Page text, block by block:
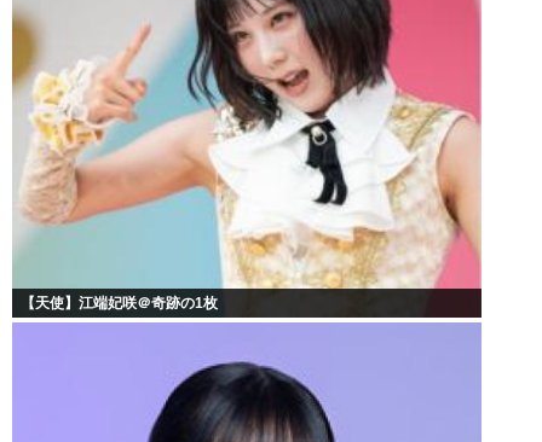
【天使】江端妃咲＠奇跡の1枚